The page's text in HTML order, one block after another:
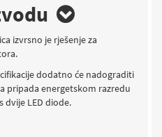
izvrsno je rješenje za
dodatno će nadograditi
pripada energetskom razredu
dvije LED diode.